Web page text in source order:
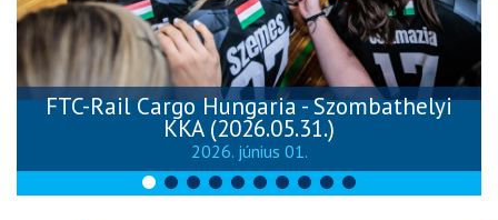
FTC-Rail Cargo Hungaria - Szombathelyi
KKA (2026.05.31.)
2026. június 01.